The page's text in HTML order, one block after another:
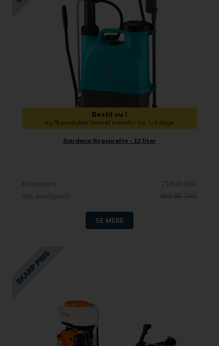
Bestil nu !
og få produktet leveret indenfor Ca. 1-4 dage
Gardena Rygsprøjte - 12 liter
Kontantpris
719,00 DKK
Vejl. udsalgspris
859,95 DKK
SE MERE